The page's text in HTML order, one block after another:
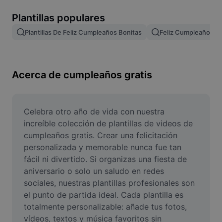
Image merge
Resize Image
Meme Generator
AI Text Remover
AI People Remover
AI Inpainting
Face Cutout
Plantillas populares
Plantillas De Feliz Cumpleaños Bonitas Feliz Cumpleaños
Acerca de cumpleaños gratis
Celebra otro año de vida con nuestra
increíble colección de plantillas de videos de
cumpleaños gratis. Crear una felicitación
personalizada y memorable nunca fue tan
fácil ni divertido. Si organizas una fiesta de
aniversario o solo un saludo en redes
sociales, nuestras plantillas profesionales son
el punto de partida ideal. Cada plantilla es
totalmente personalizable: añade tus fotos,
vídeos, textos y música favoritos sin